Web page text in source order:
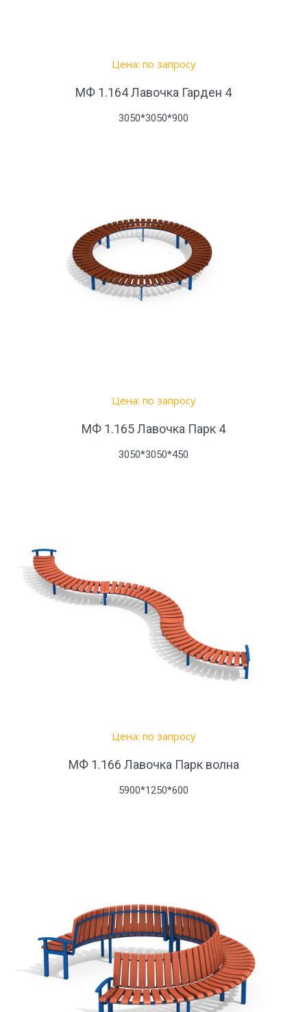
Цена: по запросу
МФ 1.164 Лавочка Гарден 4
3050*3050*900
Цена: по запросу
МФ 1.165 Лавочка Парк 4
3050*3050*450
Цена: по запросу
МФ 1.166 Лавочка Парк волна
5900*1250*600